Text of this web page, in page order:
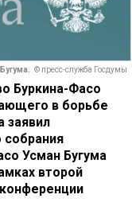
© пресс-служба Госдумы
Буркина-Фасо
в борьбе
заявил
собрания
Усман Бугума
второй